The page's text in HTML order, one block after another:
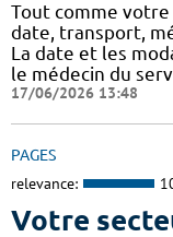
Tout comme
date, transport,
La date et les
le médecin du
17/06/2026 13:48
PAGES
relevance:
Votre